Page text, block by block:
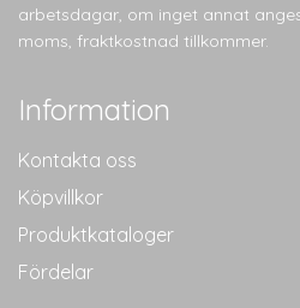
arbetsdagar, om inget annat
moms, fraktkostnad tillkommer.
Information
Kontakta oss
Köpvillkor
Produktkataloger
Fördelar